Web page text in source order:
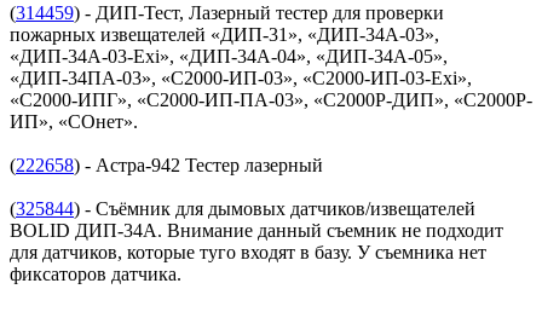
(314459) - ДИП-Тест, Лазерный тестер для проверки
пожарных извещателей «ДИП-31», «ДИП-34А-03»,
«ДИП-34А-03-Exi», «ДИП-34А-04», «ДИП-34А-05»,
«ДИП-34ПА-03», «С2000-ИП-03», «С2000-ИП-03-Exi»,
«С2000-ИПГ», «С2000-ИП-ПА-03», «С2000Р-ДИП», «С2000Р-
ИП», «СОнет».
(222658) - Астра-942 Тестер лазерный
(325844) - Съёмник для дымовых датчиков/извещателей
BOLID ДИП-34А. Внимание данный съемник не подходит
для датчиков, которые туго входят в базу. У съемника нет
фиксаторов датчика.